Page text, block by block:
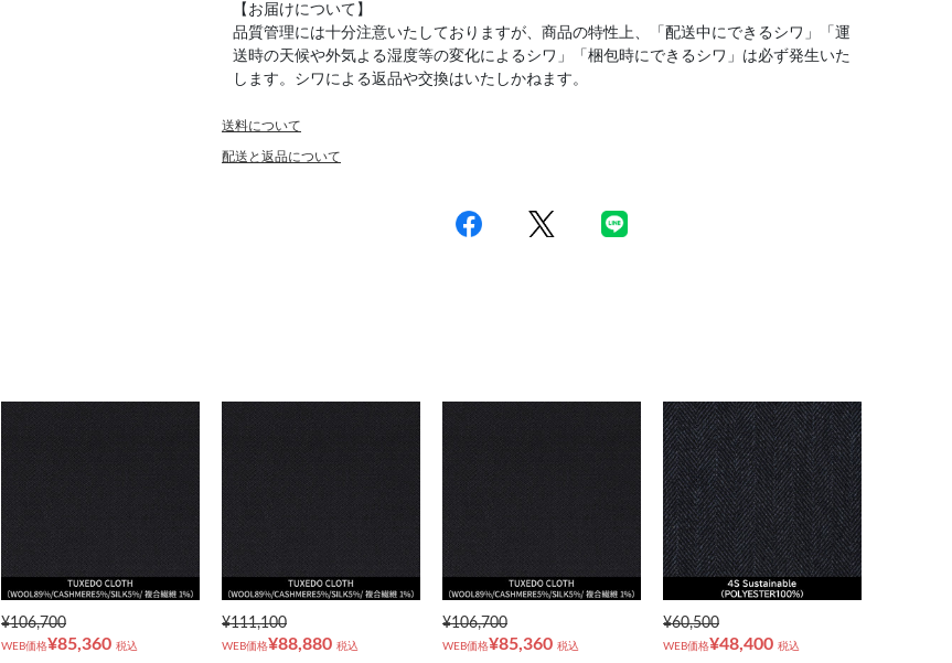
【お届けについて】
品質管理には十分注意いたしておりますが、商品の特性上、「配送中にできるシワ」「運
送時の天候や外気よる湿度等の変化によるシワ」「梱包時にできるシワ」は必ず発生いた
します。シワによる返品や交換はいたしかねます。
送料について
配送と返品について
¥106,700
WEB価格¥85,360 税込
¥111,100
WEB価格¥88,880 税込
¥106,700
WEB価格¥85,360 税込
¥60,500
WEB価格¥48,400 税込